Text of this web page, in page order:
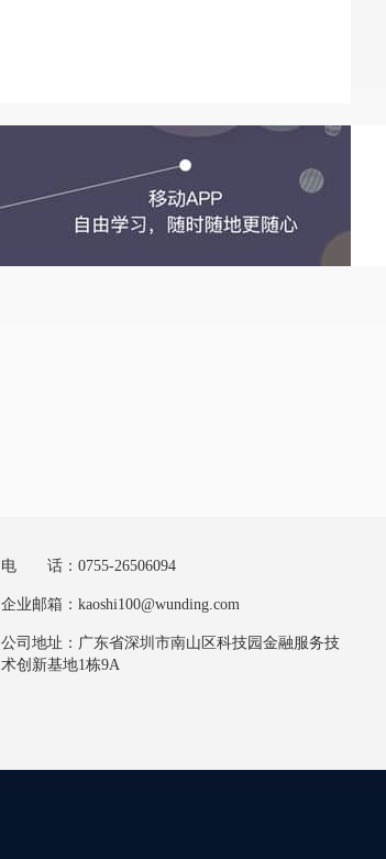
电 话：0755-26506094
企业邮箱：kaoshi100@wunding.com
公司地址：广东省深圳市南山区科技园金融服务技
术创新基地1栋9A